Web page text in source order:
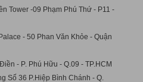
Tower -09 Phạm Phú Thứ - P11 -
- 50 Phan Văn Khỏe - Quận
- P. Phú Hữu - Q.09 - TP.HCM
Số 36 P.Hiệp Bình Chánh - Q.